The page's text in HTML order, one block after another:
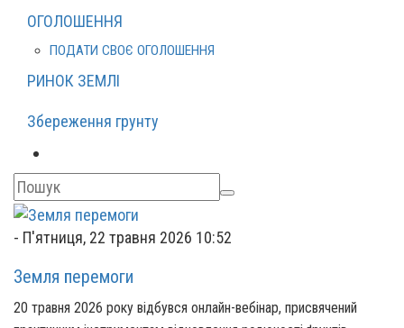
ОГОЛОШЕННЯ
ПОДАТИ СВОЄ ОГОЛОШЕННЯ
РИНОК ЗЕМЛІ
Збереження грунту
- П'ятниця, 22 травня 2026 10:52
Земля перемоги
20 травня 2026 року відбувся онлайн-вебінар, присвячений